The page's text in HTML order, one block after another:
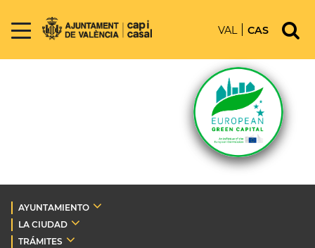
VAL CAS
AYUNTAMIENTO
LA CIUDAD
TRÁMITES